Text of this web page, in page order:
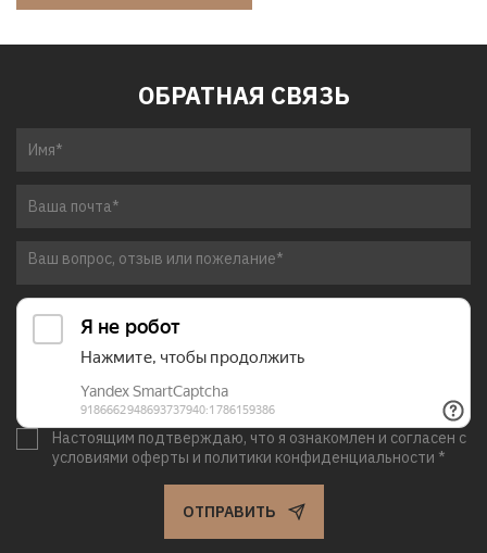
ОБРАТНАЯ СВЯЗЬ
Настоящим подтверждаю, что я ознакомлен и согласен с
условиями оферты и политики конфиденциальности *
ОТПРАВИТЬ